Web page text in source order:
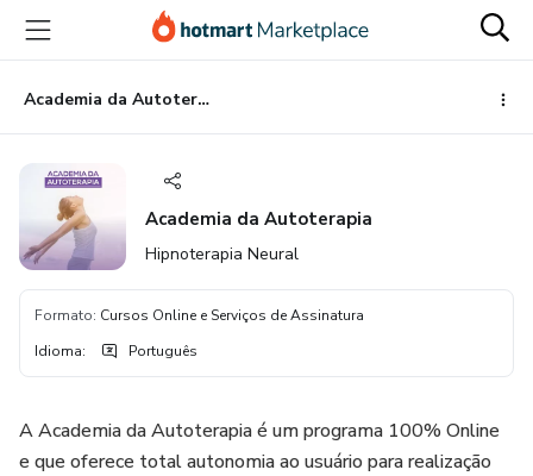
para
conteúdo
principal
para
pagamento
para
rodapé
Academia da Autoterapia
Academia da Autoterapia
Hipnoterapia Neural
Formato: Cursos Online e Serviços de Assinatura
Idioma: Português
A Academia da Autoterapia é um programa 100% Online
e que oferece total autonomia ao usuário para realização